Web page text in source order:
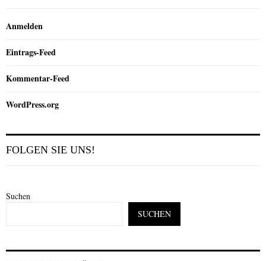
Anmelden
Eintrags-Feed
Kommentar-Feed
WordPress.org
FOLGEN SIE UNS!
Suchen
SUCHEN